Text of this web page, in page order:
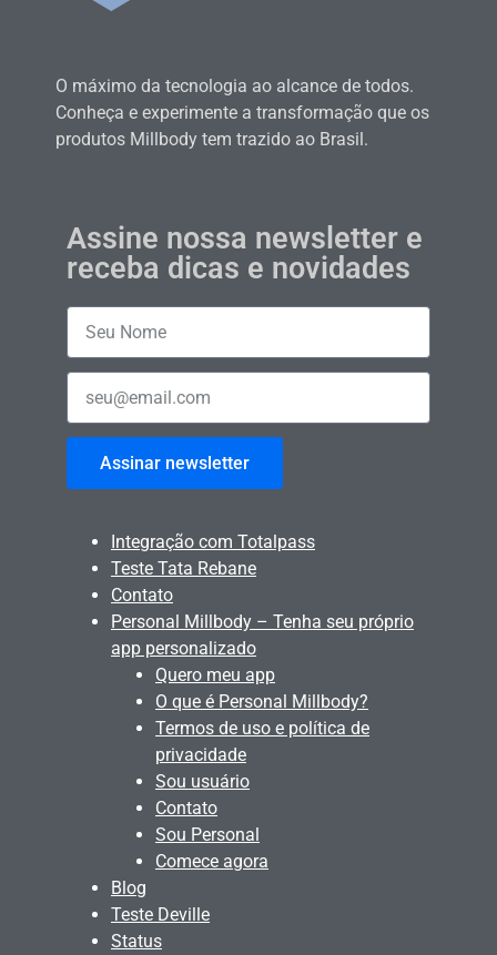
O máximo da tecnologia ao alcance de todos.
Conheça e experimente a transformação que os
produtos Millbody tem trazido ao Brasil.
Assine nossa newsletter e
receba dicas e novidades
Assinar newsletter
Integração com Totalpass
Teste Tata Rebane
Contato
Personal Millbody – Tenha seu próprio
app personalizado
Quero meu app
O que é Personal Millbody?
Termos de uso e política de
privacidade
Sou usuário
Contato
Sou Personal
Comece agora
Blog
Teste Deville
Status